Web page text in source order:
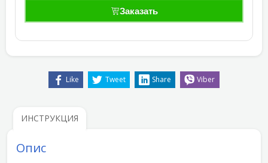
Заказать
Like Tweet Share Viber
ИНСТРУКЦИЯ
Опис